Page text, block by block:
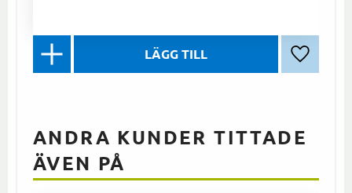
Lägg till
ANDRA KUNDER TITTADE
ÄVEN PÅ